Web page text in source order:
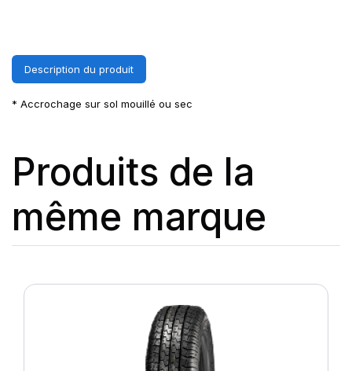
Description du produit
* Accrochage sur sol mouillé ou sec
Produits de la
même marque